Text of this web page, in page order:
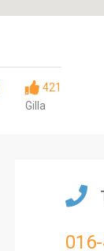
421
Gilla